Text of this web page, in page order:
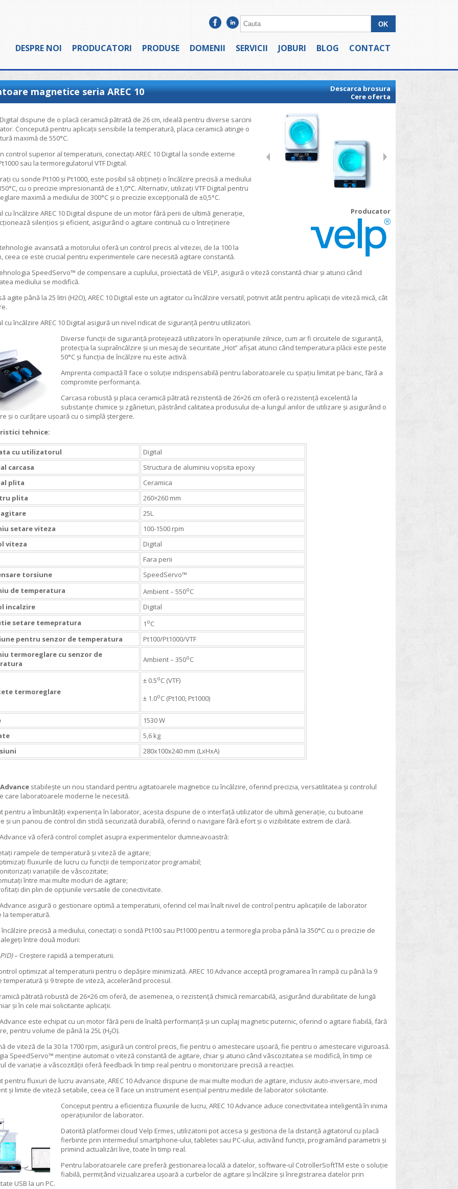
DESPRE NOI PRODUCATORI PRODUSE DOMENII SERVICII JOBURI BLOG CONTACT
magnetice seria AREC 10
Descarca brosura
Cere oferta
Producator
Digital dispune de o placă ceramică pătrată de 26 cm, ideală pentru diverse sarcini
Concepută pentru aplicații sensibile la temperatură, placa ceramică atinge o
maximă de 550°C.
control superior al temperaturii, conectați AREC 10 Digital la sonde externe
sau la termoregulatorul VTF Digital.
cu sonde Pt100 și Pt1000, este posibil să obțineți o încălzire precisă a mediului
cu o precizie impresionantă de ±1,0°C. Alternativ, utilizați VTF Digital pentru
maximă a mediului de 300°C și o precizie excepțională de ±0,5°C.
cu încălzire AREC 10 Digital dispune de un motor fără perii de ultimă generație,
silențios și eficient, asigurând o agitare continuă cu o întreținere
avansată a motorului oferă un control precis al vitezei, de la 100 la
ceea ce este crucial pentru experimentele care necesită agitare constantă.
SpeedServo™ de compensare a cuplului, proiectată de VELP, asigură o viteză constantă chiar și atunci când
mediului se modifică.
agite până la 25 litri (H2O), AREC 10 Digital este un agitator cu încălzire versatil, potrivit atât pentru aplicații de viteză mică, cât
cu încălzire AREC 10 Digital asigură un nivel ridicat de siguranță pentru utilizatori.
Diverse funcții de siguranță protejează utilizatorii în operațiunile zilnice, cum ar fi circuitele de siguranță,
protecția la supraîncălzire și un mesaj de securitate „Hot” afișat atunci când temperatura plăcii este peste
50°C și funcția de încălzire nu este activă.
Amprenta compactă îl face o soluție indispensabilă pentru laboratoarele cu spațiu limitat pe banc, fără a
compromite performanța.
Carcasa robustă și placa ceramică pătrată rezistentă de 26×26 cm oferă o rezistență excelentă la
substanțe chimice și zgârieturi, păstrând calitatea produsului de-a lungul anilor de utilizare și asigurând o
și o curățare ușoară cu o simplă ștergere.
tehnice:
cu utilizatorul
Digital
carcasa
Structura de aluminiu vopsita epoxy
plita
Ceramica
plita
260×260 mm
agitare
25L
setare viteza
100-1500 rpm
viteza
Digital
Fara perii
torsiune
SpeedServo™
de temperatura
Ambient – 550oC
incalzire
Digital
setare temepratura
1 oC
pentru senzor de temperatura
Pt100/Pt1000/VTF
termoreglare cu senzor de
Ambient – 350oC
termoreglare
± 0.5oC (VTF)
± 1.0oC (Pt100, Pt1000)
1530 W
5,6 kg
280x100x240 mm (LxHxA)
Advance stabilește un nou standard pentru agitatoarele magnetice cu încălzire, oferind precizia, versatilitatea și controlul
care laboratoarele moderne le necesită.
pentru a îmbunătăți experiența în laborator, acesta dispune de o interfață utilizator de ultimă generație, cu butoane
și un panou de control din sticlă securizată durabilă, oferind o navigare fără efort și o vizibilitate extrem de clară.
Advance vă oferă control complet asupra experimentelor dumneavoastră:
rampele de temperatură și viteză de agitare;
fluxurile de lucru cu funcții de temporizator programabil;
variațiile de vâscozitate;
între mai multe moduri de agitare;
din plin de opțiunile versatile de conectivitate.
Advance asigură o gestionare optimă a temperaturii, oferind cel mai înalt nivel de control pentru aplicațiile de laborator
la temperatură.
precisă a mediului, conectați o sondă Pt100 sau Pt1000 pentru a termoregla proba până la 350°C cu o precizie de
alegeți între două moduri:
– Creștere rapidă a temperaturii.
optimizat al temperaturii pentru o depășire minimizată. AREC 10 Advance acceptă programarea în rampă cu până la 9
temperatură și 9 trepte de viteză, accelerând procesul.
pătrată robustă de 26×26 cm oferă, de asemenea, o rezistență chimică remarcabilă, asigurând durabilitate de lungă
și în cele mai solicitante aplicații.
Advance este echipat cu un motor fără perii de înaltă performanță și un cuplaj magnetic puternic, oferind o agitare fiabilă, fără
pentru volume de până la 25L (H₂O).
de viteză de la 30 la 1700 rpm, asigură un control precis, fie pentru o amestecare ușoară, fie pentru o amestecare viguroasă.
SpeedServo™ menține automat o viteză constantă de agitare, chiar și atunci când vâscozitatea se modifică, în timp ce
de variație a vâscozității oferă feedback în timp real pentru o monitorizare precisă a reacției.
pentru fluxuri de lucru avansate, AREC 10 Advance dispune de mai multe moduri de agitare, inclusiv auto-inversare, mod
și limite de viteză setabile, ceea ce îl face un instrument esențial pentru mediile de laborator solicitante.
Conceput pentru a eficientiza fluxurile de lucru, AREC 10 Advance aduce conectivitatea inteligentă în inima
operațiunilor de laborator.
Datorită platformei cloud Velp Ermes, utilizatorii pot accesa și gestiona de la distanță agitatorul cu placă
fierbinte prin intermediul smartphone-ului, tabletei sau PC-ului, activând funcții, programând parametrii și
primind actualizări live, toate în timp real.
Pentru laboratoarele care preferă gestionarea locală a datelor, software-ul CotrollerSoftTM este o soluție
fiabilă, permițând vizualizarea ușoară a curbelor de agitare și încălzire și înregistrarea datelor prin
USB la un PC.